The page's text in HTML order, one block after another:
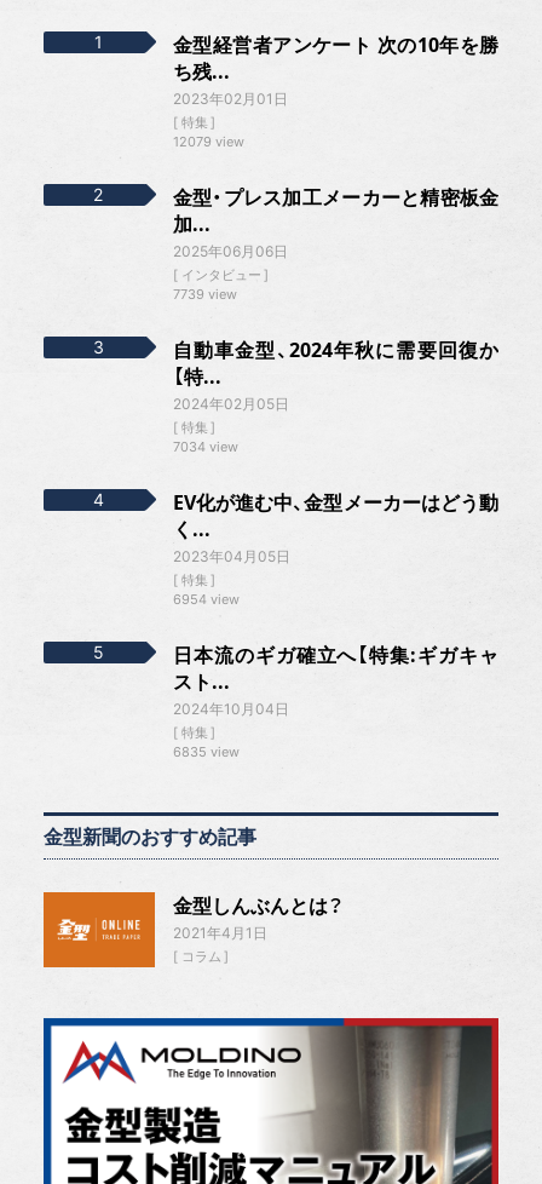
金型経営者アンケート 次の10年を勝
ち残...
2023年02月01日
特集
12079 view
金型・プレス加工メーカーと精密板金
加...
2025年06月06日
インタビュー
7739 view
自動車金型、2024年秋に需要回復か
【特...
2024年02月05日
特集
7034 view
EV化が進む中、金型メーカーはどう動
く...
2023年04月05日
特集
6954 view
日本流のギガ確立へ【特集:ギガキャ
スト...
2024年10月04日
特集
6835 view
金型新聞のおすすめ記事
金型しんぶんとは？
2021年4月1日
コラム